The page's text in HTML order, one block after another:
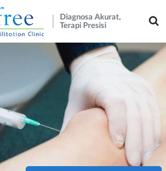
Diagnosa Akurat,
Terapi Presisi